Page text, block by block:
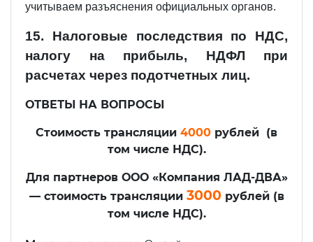
учитываем разъяснения официальных органов.
15. Налоговые последствия по НДС,
налогу на прибыль, НДФЛ при
расчетах через подотчетных лиц.
ОТВЕТЫ НА ВОПРОСЫ
Стоимость трансляции 4000 рублей (в
том числе НДС).
Для партнеров ООО «Компания ЛАД-ДВА»
— стоимость трансляции 3000 рублей (в
том числе НДС).